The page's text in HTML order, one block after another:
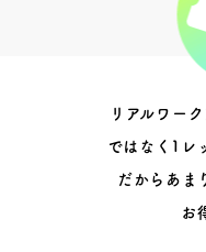
リアルワー
ではなく1レ
だからあま
お